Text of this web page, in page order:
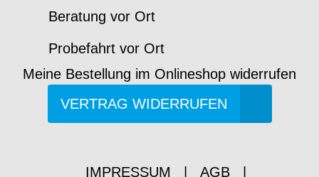
Beratung vor Ort
Probefahrt vor Ort
Meine Bestellung im Onlineshop widerrufen
VERTRAG WIDERRUFEN
IMPRESSUM AGB